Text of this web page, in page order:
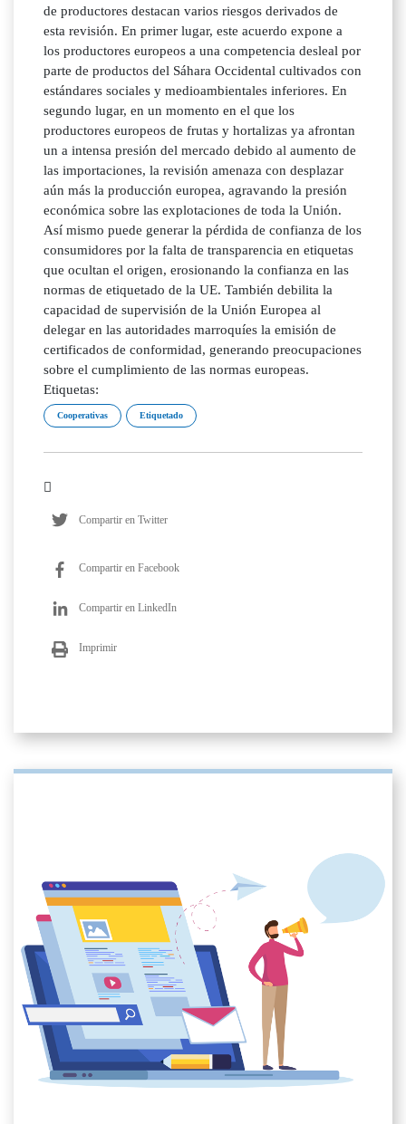
de productores destacan varios riesgos derivados de
esta revisión. En primer lugar, este acuerdo expone a
los productores europeos a una competencia desleal por
parte de productos del Sáhara Occidental cultivados con
estándares sociales y medioambientales inferiores. En
segundo lugar, en un momento en el que los
productores europeos de frutas y hortalizas ya afrontan
un a intensa presión del mercado debido al aumento de
las importaciones, la revisión amenaza con desplazar
aún más la producción europea, agravando la presión
económica sobre las explotaciones de toda la Unión.
Así mismo puede generar la pérdida de confianza de los
consumidores por la falta de transparencia en etiquetas
que ocultan el origen, erosionando la confianza en las
normas de etiquetado de la UE. También debilita la
capacidad de supervisión de la Unión Europea al
delegar en las autoridades marroquíes la emisión de
certificados de conformidad, generando preocupaciones
sobre el cumplimiento de las normas europeas.
Etiquetas:
Cooperativas Etiquetado
Compartir en Twitter
Compartir en Facebook
Compartir en LinkedIn
Imprimir